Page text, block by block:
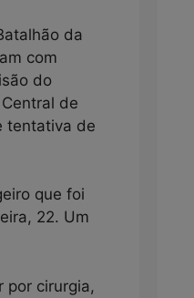
da
com
do
de
tentativa de
que foi
22. Um
por cirurgia,